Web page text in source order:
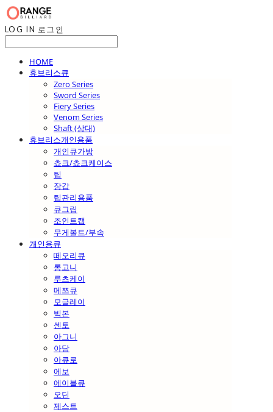
LOG IN 로그인
HOME
휴브리스큐
Zero Series
Sword Series
Fiery Series
Venom Series
Shaft (상대)
휴브리스개인용품
개인큐가방
쵸크/쵸크케이스
팁
장갑
팁관리용품
큐그립
조인트캡
무게볼트/부속
개인용큐
떼오리큐
롱고니
루츠케이
메쯔큐
모글레이
빅본
센토
아그니
아담
아큐로
에보
에이블큐
오딘
제스트